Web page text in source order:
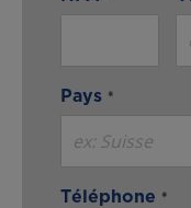
Pays
Téléphone